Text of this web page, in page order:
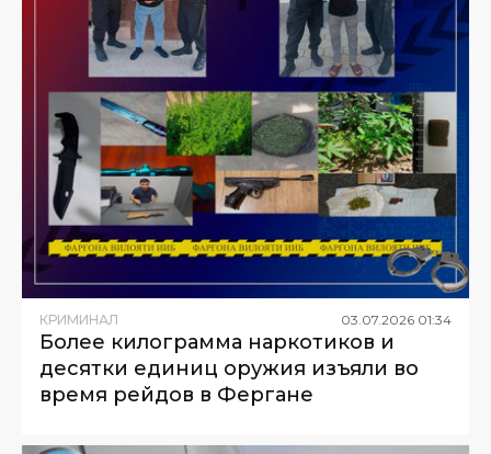
КРИМИНАЛ 03.07.2026 01:34
Более килограмма наркотиков и
десятки единиц оружия изъяли во
время рейдов в Фергане